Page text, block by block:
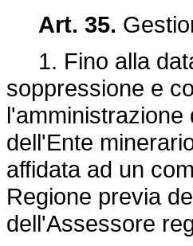
Art. 35.
1. Fino alla
soppressione e
dell'Ente
affidata ad un
Regione previa
dell'Assessore